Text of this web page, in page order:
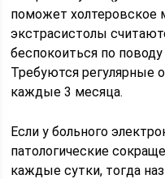
поможет холтеровское
экстрасистолы
беспокоиться по
Требуются регулярные
каждые 3 месяца.
Если у больного
патологические
каждые сутки, тогда